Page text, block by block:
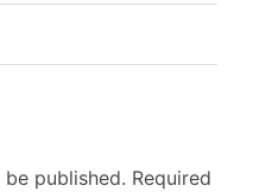
published. Required